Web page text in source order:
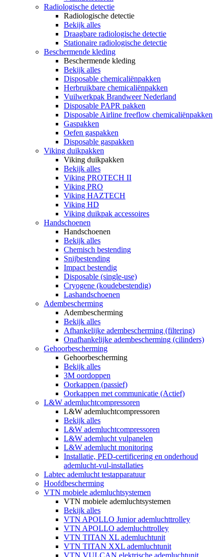
Radiologische detectie
Radiologische detectie
Bekijk alles
Draagbare radiologische detectie
Stationaire radiologische detectie
Beschermende kleding
Beschermende kleding
Bekijk alles
Disposable chemicaliënpakken
Herbruikbare chemicaliënpakken
Vuilwerkpak Brandweer Nederland
Disposable PAPR pakken
Disposable Airline freeflow chemicaliënpakken
Gaspakken
Oefen gaspakken
Disposable gaspakken
Viking duikpakken
Viking duikpakken
Bekijk alles
Viking PROTECH II
Viking PRO
Viking HAZTECH
Viking HD
Viking duikpak accessoires
Handschoenen
Handschoenen
Bekijk alles
Chemisch bestending
Snijbestending
Impact bestendig
Disposable (single-use)
Cryogene (koudebestendig)
Lashandschoenen
Adembescherming
Adembescherming
Bekijk alles
Afhankelijke adembescherming (filtering)
Onafhankelijke adembescherming (cilinders)
Gehoorbescherming
Gehoorbescherming
Bekijk alles
3M oordoppen
Oorkappen (passief)
Oorkappen met communicatie (Actief)
L&W ademluchtcompressoren
L&W ademluchtcompressoren
Bekijk alles
L&W ademluchtcompressoren
L&W ademlucht vulpanelen
L&W ademlucht monitoring
Installatie, PED-certificering en onderhoud
ademlucht-vul-installaties
Labtec ademlucht testapparatuur
Hoofdbescherming
VTN mobiele ademluchtsystemen
VTN mobiele ademluchtsystemen
Bekijk alles
VTN APOLLO Junior ademluchttrolley
VTN APOLLO ademluchttrolley
VTN TITAN XL ademluchtunit
VTN TITAN XXL ademluchtunit
VTN VULCAN elektrische ademluchtunit